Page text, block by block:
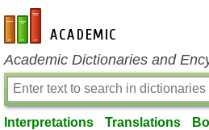
en-academic.com
Academic Dictionaries and
Interpretations Translations